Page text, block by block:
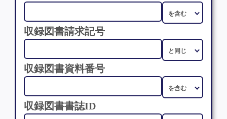
収録図書請求記号
収録図書資料番号
収録図書書誌ID